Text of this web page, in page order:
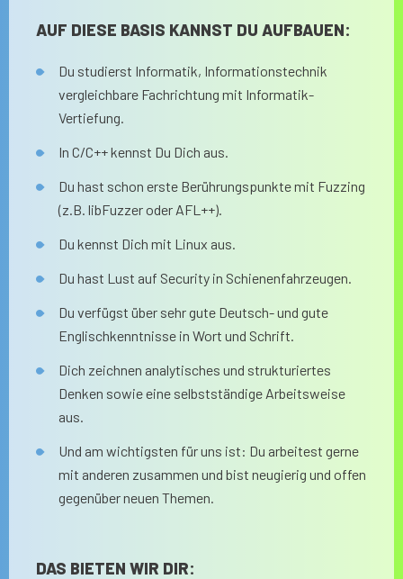
AUF DIESE BASIS KANNST DU AUFBAUEN:
Du studierst Informatik, Informationstechnik
vergleichbare Fachrichtung mit Informatik-
Vertiefung.
In C/C++ kennst Du Dich aus.
Du hast schon erste Berührungspunkte mit Fuzzing
(z.B. libFuzzer oder AFL++).
Du kennst Dich mit Linux aus.
Du hast Lust auf Security in Schienenfahrzeugen.
Du verfügst über sehr gute Deutsch- und gute
Englischkenntnisse in Wort und Schrift.
Dich zeichnen analytisches und strukturiertes
Denken sowie eine selbstständige Arbeitsweise
aus.
Und am wichtigsten für uns ist: Du arbeitest gerne
mit anderen zusammen und bist neugierig und offen
gegenüber neuen Themen.
DAS BIETEN WIR DIR: